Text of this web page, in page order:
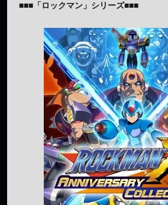
■■■「ロックマン」シリーズ■■■